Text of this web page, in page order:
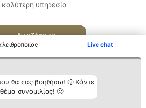
Live chat
θα σας βοηθήσω! 🙂 Κάντε
συνομιλίας! 🙂
καλύτερη υπηρεσία
Αναζήτηση